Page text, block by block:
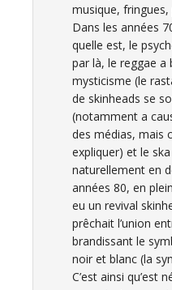
musique,
Dans les années
quelle est, le
par là, le reggae a
mysticisme (le
de skinheads se
(notamment a
des médias, mais
expliquer) et le
naturellement en
années 80, en
eu un revival
prêchait l’union
brandissant le
noir et blanc (la
C’est ainsi qu’est